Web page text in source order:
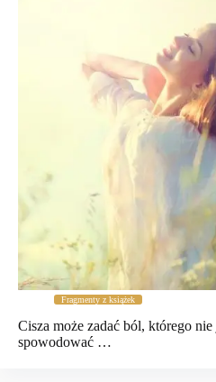
Fragmenty z książek
Cisza może zadać ból, którego nie
spowodować …